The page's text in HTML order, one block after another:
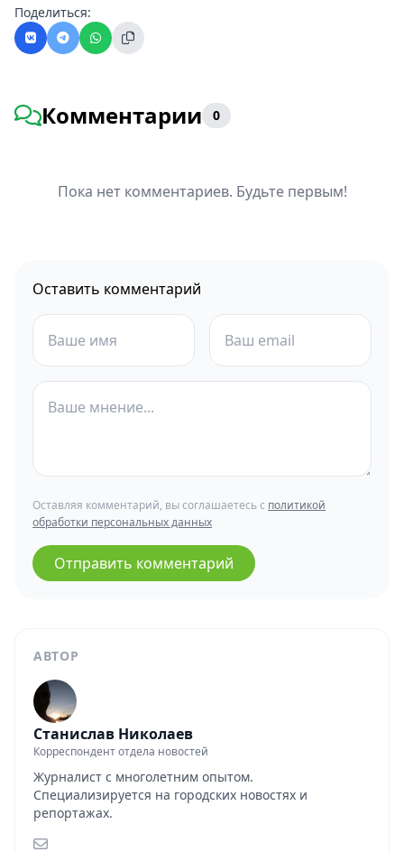
АВТОР
Станислав Николаев
Корреспондент отдела новостей
Журналист с многолетним опытом.
Специализируется на городских новостях и
репортажах.
Поделиться:
Комментарии 0
Пока нет комментариев. Будьте первым!
Оставить комментарий
Оставляя комментарий, вы соглашаетесь с политикой
обработки персональных данных
Отправить комментарий